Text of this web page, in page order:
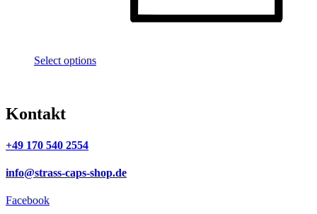
Select options
Kontakt
+49 170 540 2554
info@strass-caps-shop.de
Facebook